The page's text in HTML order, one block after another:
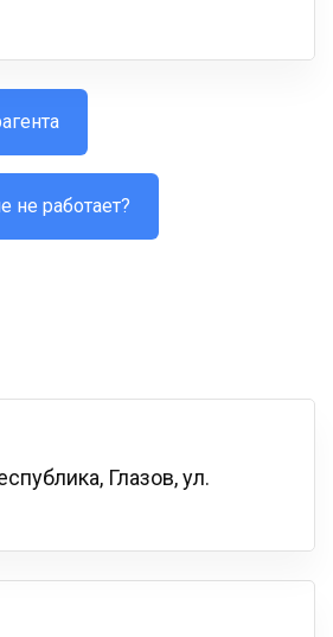
не работает?
Глазов, ул.